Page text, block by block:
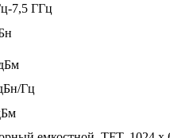
7,5 ГГц
Гц